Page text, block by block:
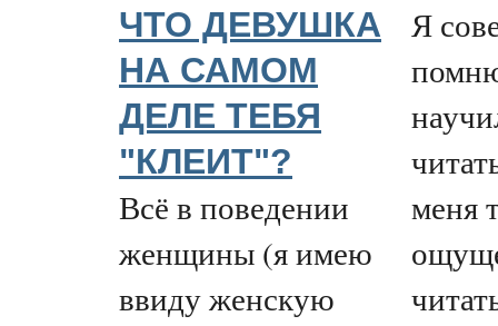
ЧТО ДЕВУШКА
НА САМОМ
ДЕЛЕ ТЕБЯ
"КЛЕИТ"?
Всё в поведении
женщины (я имею
ввиду женскую
Я
меня